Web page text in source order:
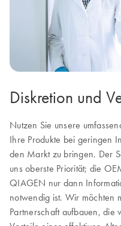
Diskretion und
Nutzen Sie unsere
Ihre Produkte bei geringen
den Markt zu bringen. Der
uns oberste Priorität; die
QIAGEN nur dann
notwendig ist. Wir möchten
Partnerschaft aufbauen, die